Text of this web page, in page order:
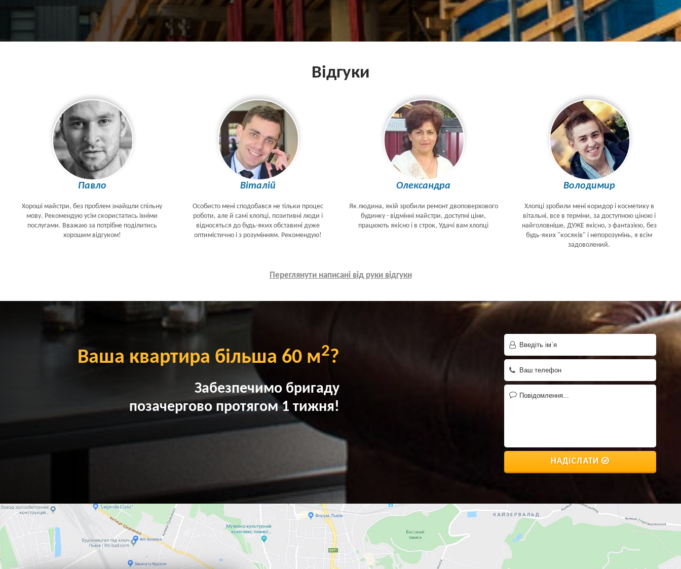
Відгуки
Павло
Хороші майстри, без проблем знайшли спільну
мову. Рекомендую усім скористатись їхніми
послугами. Вважаю за потрібне поділитись
хорошим відгуком!
Віталій
Особисто мені сподобався не тільки процес
роботи, але й самі хлопці, позитивні люди і
відносяться до будь-яких обставині дуже
оптимістично і з розумінням. Рекомендую!
Олександра
Як людина, якій зробили ремонт двоповерхового
будинку - відмінні майстри, доступні ціни,
працюють якісно і в строк, Удачі вам хлопці
Володимир
Хлопці зробили мені коридор і косметику в
вітальні, все в терміни, за доступною ціною і
найголовніше, ДУЖЕ якісно, з фантазією, без
будь-яких "косяків" і непорозумінь, я всім
задоволений.
Переглянути написані від руки відгуки
Ваша квартира більша 60 м2?
Забезпечимо бригаду
позачергово протягом 1 тижня!
НАДІСЛАТИ